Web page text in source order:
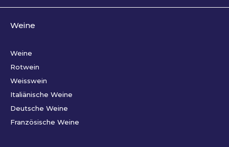
Weine
Weine
Rotwein
Weisswein
Italiänische Weine
Deutsche Weine
Französische Weine